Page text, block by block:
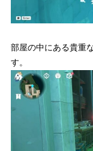
部屋の中にある貴重
す。